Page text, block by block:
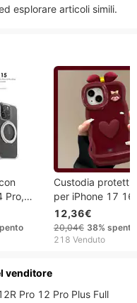
esplorare articoli simili.
Pro,
a
Custodia
per iPhone 17
14 13 12 11 Pro
Promax Plus
per iPhone 16
12,36€
20,04€ 38% spento
218 Venduto
venditore
Pro 12 Pro Plus Full